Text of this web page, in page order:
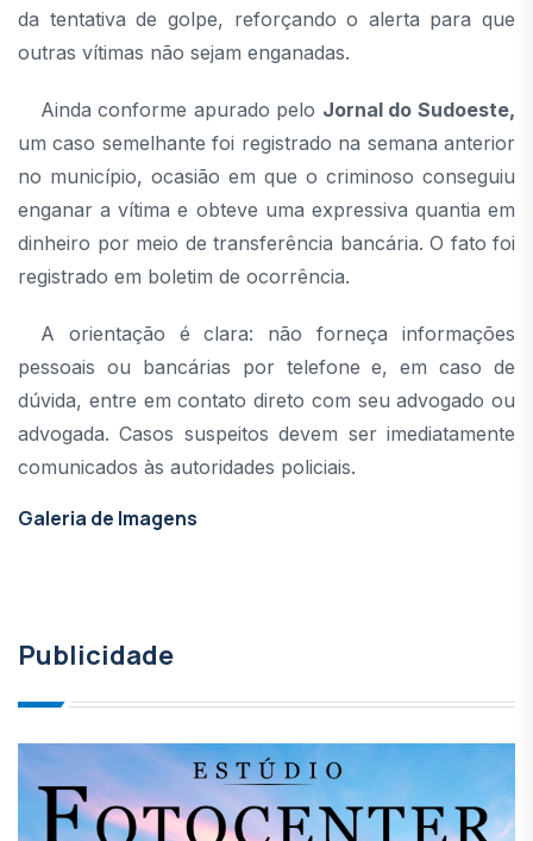
da tentativa de golpe, reforçando o alerta para que
outras vítimas não sejam enganadas.
Ainda conforme apurado pelo Jornal do Sudoeste,
um caso semelhante foi registrado na semana anterior
no município, ocasião em que o criminoso conseguiu
enganar a vítima e obteve uma expressiva quantia em
dinheiro por meio de transferência bancária. O fato foi
registrado em boletim de ocorrência.
A orientação é clara: não forneça informações
pessoais ou bancárias por telefone e, em caso de
dúvida, entre em contato direto com seu advogado ou
advogada. Casos suspeitos devem ser imediatamente
comunicados às autoridades policiais.
Galeria de Imagens
Publicidade